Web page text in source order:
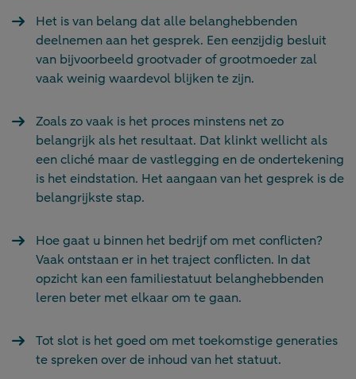
Het is van belang dat alle belanghebbenden
deelnemen aan het gesprek. Een eenzijdig besluit
van bijvoorbeeld grootvader of grootmoeder zal
vaak weinig waardevol blijken te zijn.
Zoals zo vaak is het proces minstens net zo
belangrijk als het resultaat. Dat klinkt wellicht als
een cliché maar de vastlegging en de ondertekening
is het eindstation. Het aangaan van het gesprek is de
belangrijkste stap.
Hoe gaat u binnen het bedrijf om met conflicten?
Vaak ontstaan er in het traject conflicten. In dat
opzicht kan een familiestatuut belanghebbenden
leren beter met elkaar om te gaan.
Tot slot is het goed om met toekomstige generaties
te spreken over de inhoud van het statuut.